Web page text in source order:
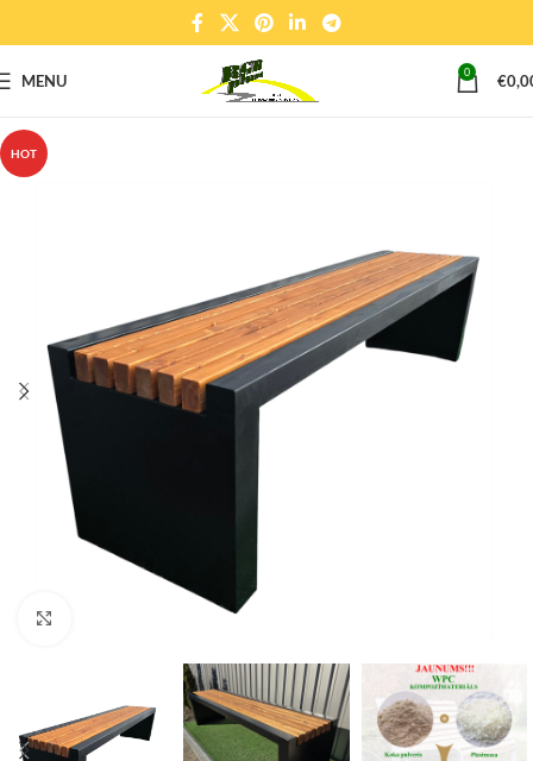
MENU 0 €
HOT